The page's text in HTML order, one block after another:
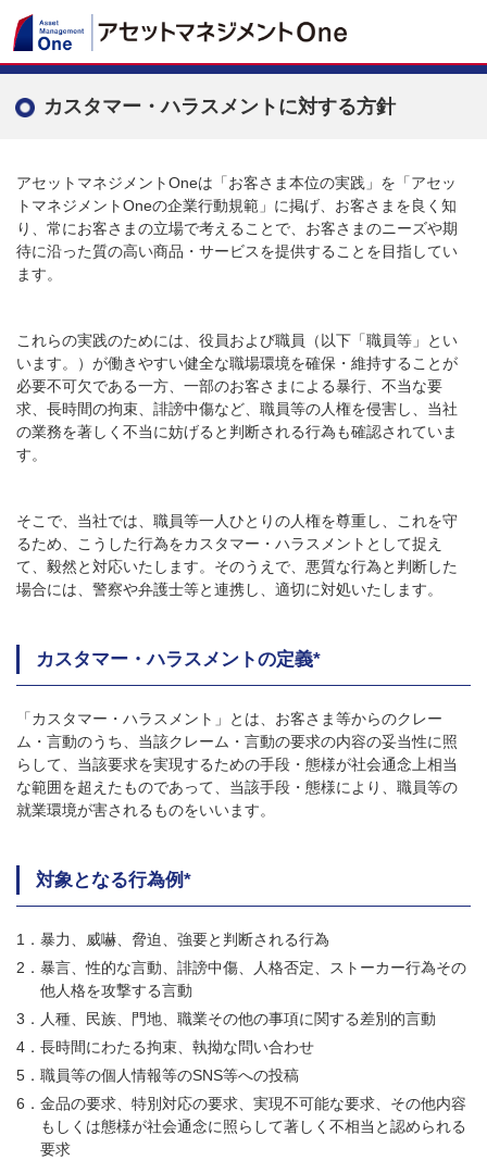
カスタマー・ハラスメントに対する方針
アセットマネジメントOneは「お客さま本位の実践」を「アセッ
トマネジメントOneの企業行動規範」に掲げ、お客さまを良く知
り、常にお客さまの立場で考えることで、お客さまのニーズや期
待に沿った質の高い商品・サービスを提供することを目指してい
ます。
これらの実践のためには、役員および職員（以下「職員等」とい
います。）が働きやすい健全な職場環境を確保・維持することが
必要不可欠である一方、一部のお客さまによる暴行、不当な要
求、長時間の拘束、誹謗中傷など、職員等の人権を侵害し、当社
の業務を著しく不当に妨げると判断される行為も確認されていま
す。
そこで、当社では、職員等一人ひとりの人権を尊重し、これを守
るため、こうした行為をカスタマー・ハラスメントとして捉え
て、毅然と対応いたします。そのうえで、悪質な行為と判断した
場合には、警察や弁護士等と連携し、適切に対処いたします。
カスタマー・ハラスメントの定義*
「カスタマー・ハラスメント」とは、お客さま等からのクレー
ム・言動のうち、当該クレーム・言動の要求の内容の妥当性に照
らして、当該要求を実現するための手段・態様が社会通念上相当
な範囲を超えたものであって、当該手段・態様により、職員等の
就業環境が害されるものをいいます。
対象となる行為例*
暴力、威嚇、脅迫、強要と判断される行為
暴言、性的な言動、誹謗中傷、人格否定、ストーカー行為その
他人格を攻撃する言動
人種、民族、門地、職業その他の事項に関する差別的言動
長時間にわたる拘束、執拗な問い合わせ
職員等の個人情報等のSNS等への投稿
金品の要求、特別対応の要求、実現不可能な要求、その他内容
もしくは態様が社会通念に照らして著しく不相当と認められる
要求